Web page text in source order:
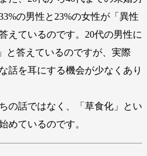
の男性と23%の女性が「異性
えているのです。20代の男性に
と答えているのですが、実際
話を耳にする機会が少なくあり
の話ではなく、「草食化」とい
めているのです。